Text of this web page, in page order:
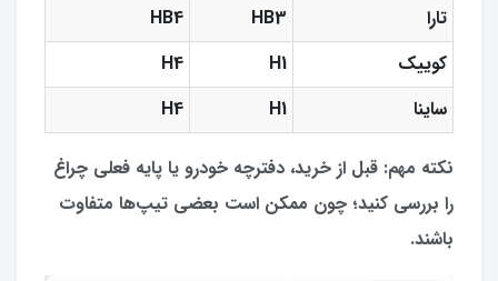
تارا
HB3
HB4
کوییک
H1
H4
ساینا
H1
H4
نکته مهم: قبل از خرید، دفترچه خودرو یا پایه فعلی چراغ
را بررسی کنید؛ چون ممکن است بعضی تیپ‌ها متفاوت
باشند.